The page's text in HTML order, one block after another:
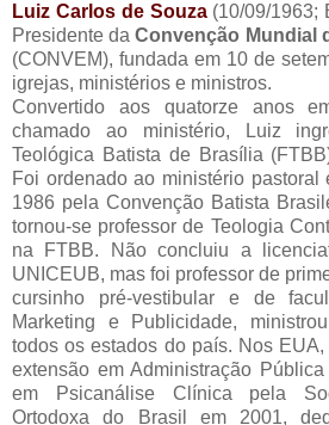
Luiz Carlos de Souza(10/09/1963;
Presidente daConvenção Mundial
(CONVEM), fundada em 10 de
igrejas, ministérios e ministros.
Convertido aos quatorze anos
chamado ao ministério, Luiz
Teológica Batista de Brasília
Foi ordenado ao ministério pastoral
1986 pela Convenção Batista
tornou-se professor de Teologia
na FTBB. Não concluiu a
UNICEUB, mas foi professor de
cursinho pré-vestibular e de
Marketing e Publicidade,
todos os estados do país. Nos
extensão em Administração
em Psicanálise Clínica pela
Ortodoxa do Brasil em 2001,